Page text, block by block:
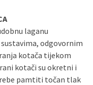
laganu
sustavima, odgovornim
kotača tijekom
kotači su okretni i
pamtiti točan tlak